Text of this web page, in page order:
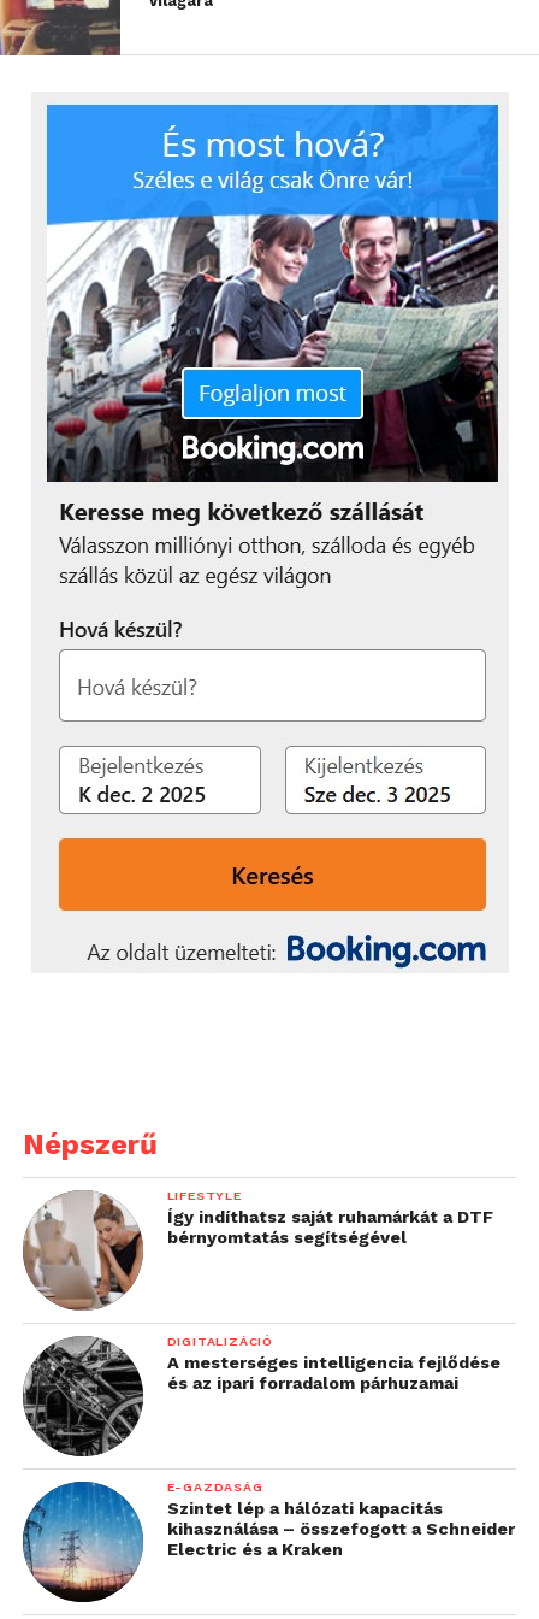
jól sikerült a termékdesign. A készülék felületének
nagy része igényes szövetbevonattal rendelkezik,
melyből a gumírozott érintőgombok és a Harman
Kardon logó emelkedik ki finoman. A LED-es
jelzőfények pedig elegánsan világítanak át a
szöveten. A szövet borítás látványosan néz ki,
kellemesebb tapintást és sokkal elegánsabb külsőt
biztosít, mint egy hagyományos műanyag borítás.
A projektor bal elülső oldalán helyezték el a
fókuszszabályozót, de ezen kívül egyetlenegy
csatlakozónyílás sem éktelenkedik a projektoron,
szép letisztult felület találunk mindenhol. Elegáns
megoldással egy csuklós burkolat mögé rejtették el
a teljes csatlakozó panelt, melyet három pici
mágneses zár tart a helyén, és amit könnyedén
kihajthatunk, amikor csak szükséges. Ami a
csatlakozókat illeti, a panelben helyet kapott USB-C,
USB-A, HDMI, mini-jack fejhallgató vagy külső
Ezek a finom részletmegoldások mind a jól
átgondolt tervezésnek köszönhetőek. Egy üzleti
tárgyalás során igazi sikerünk lehet az M1X elegáns
és kifinomult megoldásaival. Finom megjelenése
egy igazán kompakt készüléket rejt, amin első
pillantásra ugyan egyetlen csatlakozónyílás sincs,
Népszerű
LIFESTYLE
Így indíthatsz saját ruhamárkát a DTF
bérnyomtatás segítségével
DIGITALIZÁCIÓ
A mesterséges intelligencia fejlődése
és az ipari forradalom párhuzamai
E-GAZDASÁG
Szintet lép a hálózati kapacitás
kihasználása – összefogott a Schneider
Electric és a Kraken